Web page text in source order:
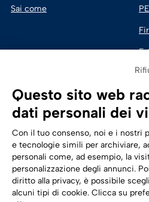
Sai come
Trasformazione digitale
Energia
Questo sito web
dati personali dei
Con il tuo consenso, noi e i nostri
e tecnologie simili per archiviare,
personali come, ad esempio, la
personalizzazione degli annunci.
diritto alla privacy, è possibile
alcuni tipi di cookie. Clicca su